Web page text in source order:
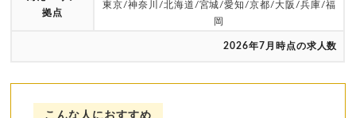
拠点
東京/神奈川/北海道/宮城/愛知/京都/大阪/兵庫/福
岡
2026年7月時点の求人数